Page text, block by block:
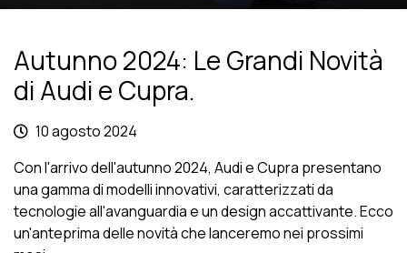
Autunno 2024: Le Grandi Novità
di Audi e Cupra.
10 agosto 2024
Con l'arrivo dell'autunno 2024, Audi e Cupra presentano
una gamma di modelli innovativi, caratterizzati da
tecnologie all'avanguardia e un design accattivante. Ecco
un'anteprima delle novità che lanceremo nei prossimi